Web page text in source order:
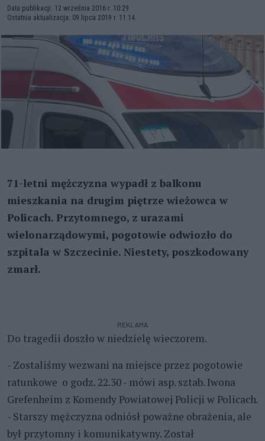
Data publikacji: 12 września 2016 r. 10:29
Ostatnia aktualizacja: 09 lipca 2019 r. 11:14
71-letni mężczyzna wypadł z balkonu
mieszkania na drugim piętrze wieżowca w
Policach. Przytomnego, z urazami
wielonarządowymi, pogotowie odwiozło do
szpitala w Szczecinie. Niestety, poszkodowany
zmarł.
REKLAMA
Do tragedii doszło w niedzielę wieczorem.
- Zostaliśmy wezwani na miejsce przez pogotowie
ratunkowe o godz. 22.30 - mówi asp. sztab. Iwona
Grefenheim z Komendy Powiatowej Policji w Policach.
- Starszy mężczyzna odniósł poważne obrażenia, ale
był przytomny i komunikatywny. Został